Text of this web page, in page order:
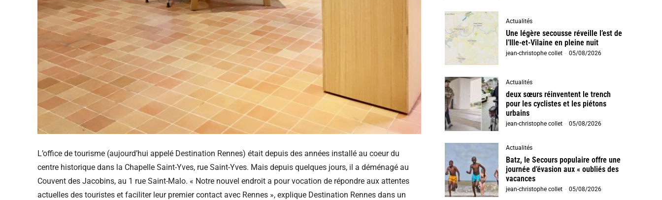
L’office de tourisme (aujourd’hui appelé Destination Rennes) était depuis des années installé au coeur du
centre historique dans la Chapelle Saint-Yves, rue Saint-Yves. Mais depuis quelques jours, il a déménagé au
Couvent des Jacobins, au 1 rue Saint-Malo. « Notre nouvel endroit a pour vocation de répondre aux attentes
actuelles des touristes et faciliter leur premier contact avec Rennes », explique Destination Rennes dans un
Actualités
Une légère secousse réveille l’est de
l’Ille-et-Vilaine en pleine nuit
jean-christophe collet - 05/08/2026
Actualités
deux sœurs réinventent le trench
pour les cyclistes et les piétons
urbains
jean-christophe collet - 05/08/2026
Actualités
Batz, le Secours populaire offre une
journée d’évasion aux « oubliés des
vacances
jean-christophe collet - 05/08/2026